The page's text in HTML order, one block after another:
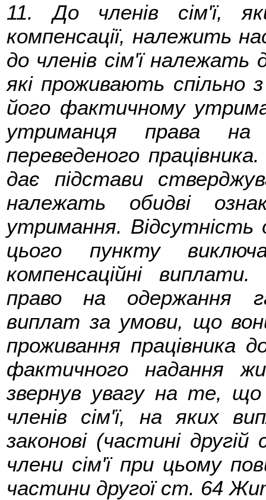
11. До членів сім'ї,
компенсації, належить
до членів сім'ї належать
які проживають спільно
його фактичному
утриманця права на
переведеного
дає підстави
належать обидві
утримання. Відсутність
цього пункту
компенсаційні
право на одержання
виплат за умови, що
проживання працівника
фактичного надання
звернув увагу на те,
членів сім'ї, на яких
законові (частині
члени сім'ї при цьому
частини другої ст. 64